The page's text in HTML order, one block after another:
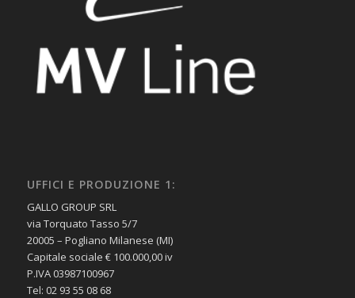
UFFICI E PRODUZIONE 1:
GALLO GROUP SRL
via Torquato Tasso 5/7
20005 – Pogliano Milanese (MI)
Capitale sociale € 100.000,00 iv
P.IVA 03987100967
Tel: 02 93 55 08 68